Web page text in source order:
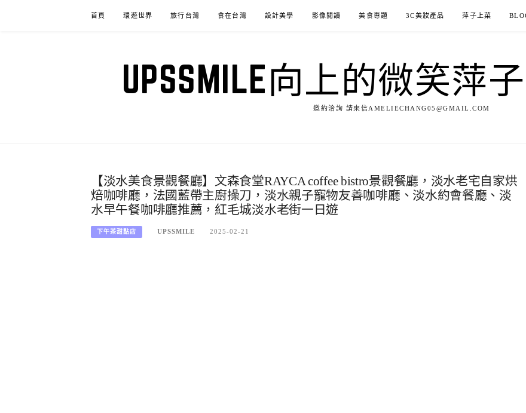
首頁 環遊世界 旅行台灣 食在台灣 設計美學 影像閱讀 美食專題 3C美妝產品 萍子上菜
UPSSMILE向上的微笑萍
邀約洽詢 請來信AMELIECHANG05@GMAIL.COM
【淡水美食景觀餐廳】文森食堂RAYCA coffee bistro景觀餐廳，淡水老宅自家烘
焙咖啡廳，法國藍帶主廚操刀，淡水親子寵物友善咖啡廳、淡水約會餐廳、淡
水早午餐咖啡廳推薦，紅毛城淡水老街一日遊
下午茶甜點店 UPSSMILE 2025-02-21